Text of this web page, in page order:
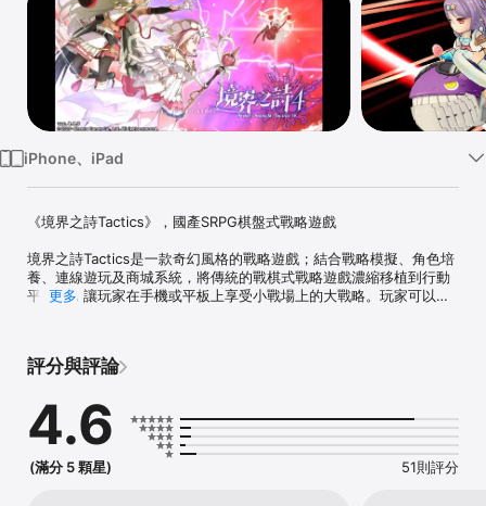
Mac
Vision
Watch
iPhone、iPad
《境界之詩Tactics》，國產SRPG棋盤式戰略遊戲
境界之詩Tactics是一款奇幻風格的戰略遊戲；結合戰略模擬、角色培
養、連線遊玩及商城系統，將傳統的戰棋式戰略遊戲濃縮移植到行動
平台上，讓玩家在手機或平板上享受小戰場上的大戰略。玩家可以在
多支線任務，豐富的劇情讓玩家能更深入了解自己喜愛角色的個性與
仔細思考，步步為營
善用戰場的地形，針對敵方弱點屬性，並利用陣型做出華麗combo。
組成最強大的隊伍
更多
評分與評論
4.6
(滿分 5 顆星) 51則評分